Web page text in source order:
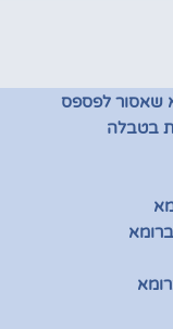
שאסור לפספס
בטבלה